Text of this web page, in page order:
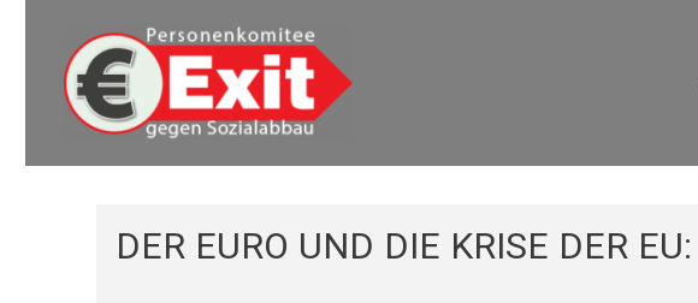
Euro Exit
DER EURO UND DIE KRISE DER